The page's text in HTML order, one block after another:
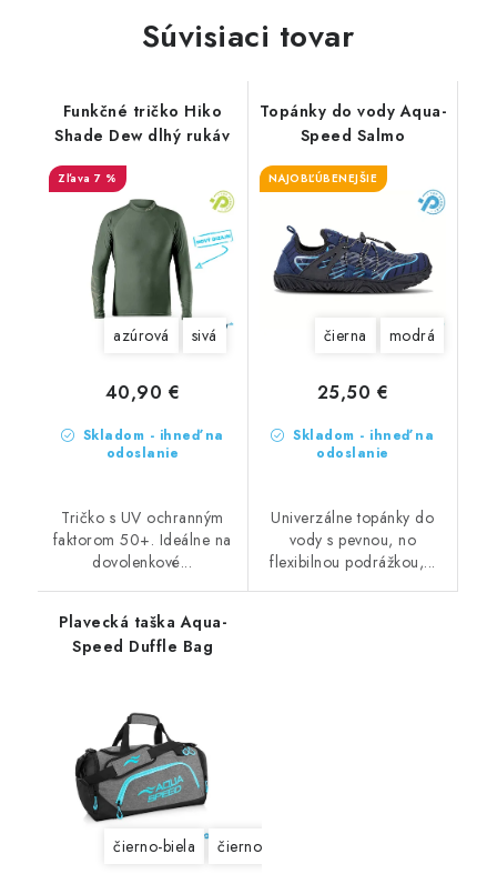
Súvisiaci tovar
Funkčné tričko Hiko
Shade Dew dlhý rukáv
7 %
azúrová sivá
Skladom - ihneď na
odoslanie
40,90 €
Tričko s UV ochranným
faktorom 50+. Ideálne na
dovolenkové...
Topánky do vody Aqua-
Speed Salmo
NAJOBĽÚBENEJŠIE
čierna modrá
Skladom - ihneď na
odoslanie
25,50 €
Univerzálne topánky do
vody s pevnou, no
flexibilnou podrážkou,...
Plavecká taška Aqua-
Speed Duffle Bag
čierno-biela čierno-modrá